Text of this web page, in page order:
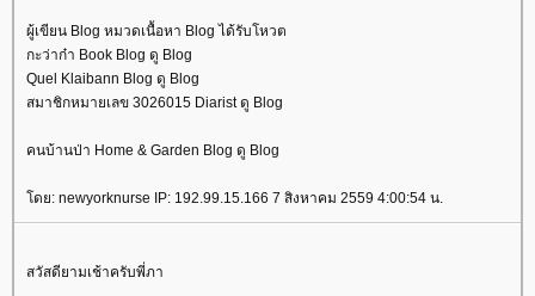
ผู้เขียน Blog หมวดเนื้อหา Blog ได้รับโหวต
กะว่าก๋า Book Blog ดู Blog
Quel Klaibann Blog ดู Blog
สมาชิกหมายเลข 3026015 Diarist ดู Blog
คนบ้านป่า Home & Garden Blog ดู Blog
ดย: newyorknurse IP: 192.99.15.166 7 สิงหาคม 2559 4:00:54 น.
สวัสดียามเช้าครับพี่ภา